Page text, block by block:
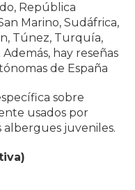
República
Marino, Sudáfrica,
Túnez, Turquía,
hay reseñas
de España
sobre
usados por
albergues juveniles.